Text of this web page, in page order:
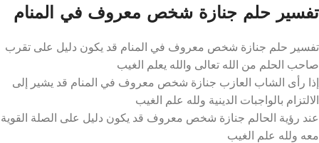
تفسير حلم جنازة شخص معروف في المنام
تفسير حلم جنازة شخص معروف في المنام قد يكون دليل على تقرب
صاحب الحلم من الله تعالى والله يعلم الغيب
إذا رأى الشاب العازب جنازة شخص معروف في المنام قد يشير إلى
الالتزام بالواجبات الدينية ولله علم الغيب
عند رؤية الحالم جنازة شخص معروف قد يكون دليل على الصلة القوية
معه ولله علم الغيب